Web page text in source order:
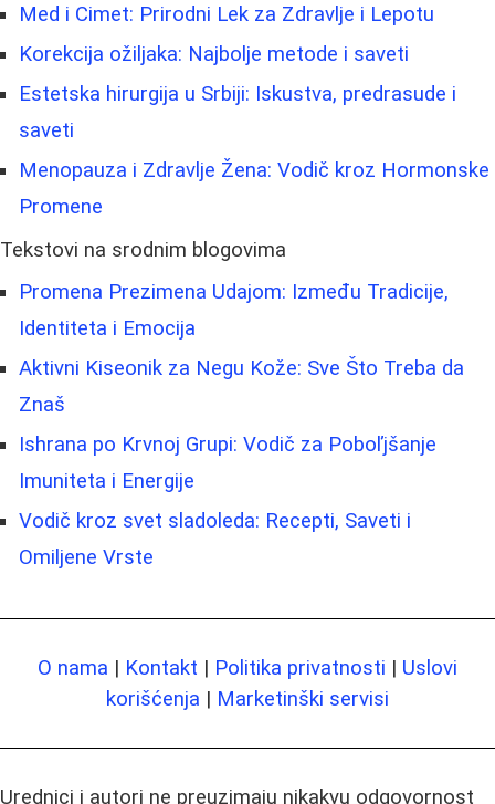
Med i Cimet: Prirodni Lek za Zdravlje i Lepotu
Korekcija ožiljaka: Najbolje metode i saveti
Estetska hirurgija u Srbiji: Iskustva, predrasude i
saveti
Menopauza i Zdravlje Žena: Vodič kroz Hormonske
Promene
Tekstovi na srodnim blogovima
Promena Prezimena Udajom: Između Tradicije,
Identiteta i Emocija
Aktivni Kiseonik za Negu Kože: Sve Što Treba da
Znaš
Ishrana po Krvnoj Grupi: Vodič za Poboľjšanje
Imuniteta i Energije
Vodič kroz svet sladoleda: Recepti, Saveti i
Omiljene Vrste
O nama | Kontakt | Politika privatnosti | Uslovi
korišćenja | Marketinški servisi
Urednici i autori ne preuzimaju nikakvu odgovornost